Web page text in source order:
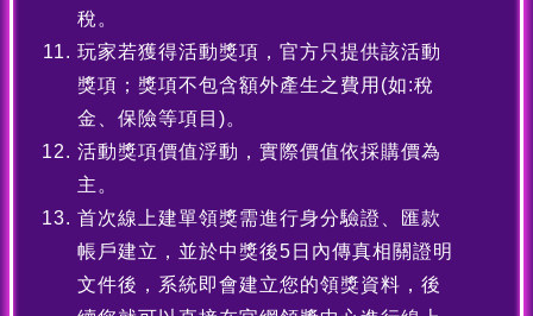
稅。
玩家若獲得活動獎項，官方只提供該活動
獎項；獎項不包含額外產生之費用(如:稅
金、保險等項目)。
活動獎項價值浮動，實際價值依採購價為
主。
首次線上建單領獎需進行身分驗證、匯款
帳戶建立，並於中獎後5日內傳真相關證明
文件後，系統即會建立您的領獎資料，後